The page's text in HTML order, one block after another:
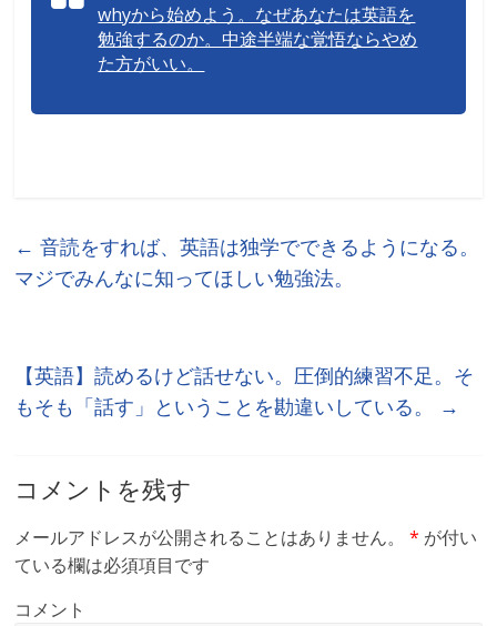
whyから始めよう。なぜあなたは英語を
勉強するのか。中途半端な覚悟ならやめ
た方がいい。
← 音読をすれば、英語は独学でできるようになる。
マジでみんなに知ってほしい勉強法。
【英語】読めるけど話せない。圧倒的練習不足。そ
もそも「話す」ということを勘違いしている。
→
コメントを残す
メールアドレスが公開されることはありません。 * が付い
ている欄は必須項目です
コメント